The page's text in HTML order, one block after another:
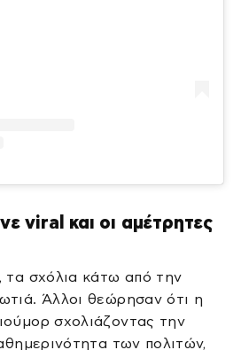
viral και οι αμέτρητες
σχόλια κάτω από την
Άλλοι θεώρησαν ότι η
σχολιάζοντας την
των πολιτών,